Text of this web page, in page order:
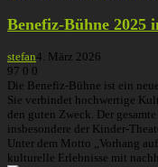
Benefiz-Bühne 2025
stefan4. März 2026
97 0 0
Die Benefiz-Bühne ist ein
Sie verbindet hochwertige
den guten Zweck. Der
insbesondere der Kinder-
Unter dem Motto „Vorhang
kulturelle Erlebnisse mit